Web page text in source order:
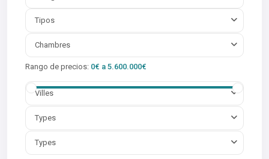
Tipos
Chambres
Rango de precios: 0€ a 5.600.000€
Villes
Types
Types